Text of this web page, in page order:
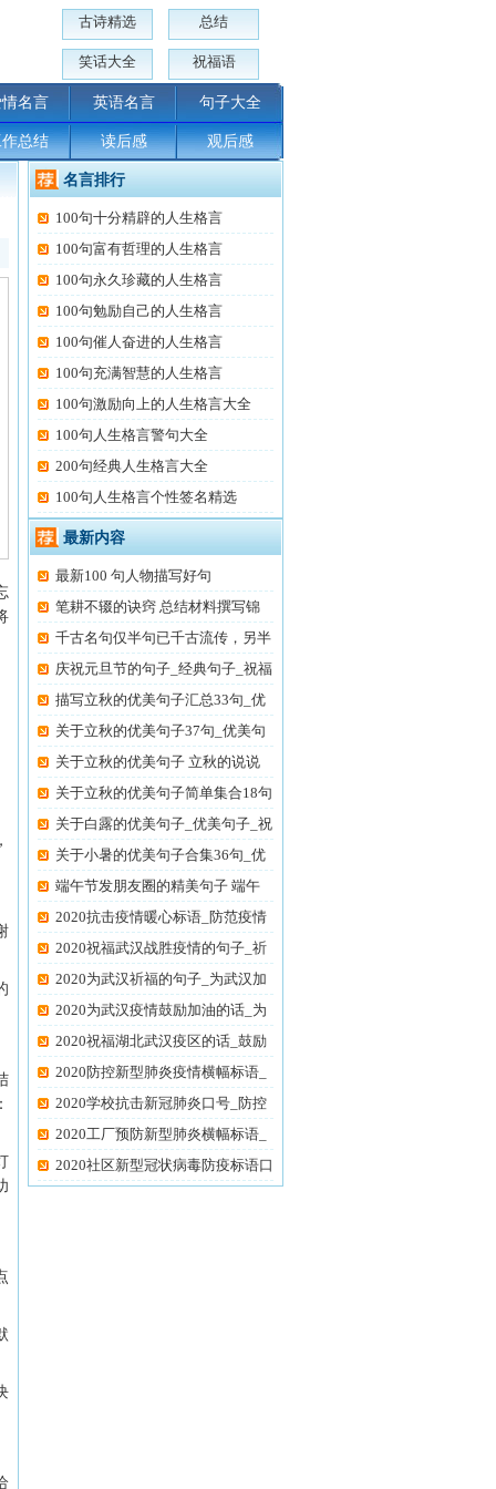
古诗精选 总结
笑话大全 祝福语
名言 英语名言 句子大全
总结 读后感 观后感
名言排行
100句十分精辟的人生格言
100句富有哲理的人生格言
100句永久珍藏的人生格言
100句勉励自己的人生格言
100句催人奋进的人生格言
100句充满智慧的人生格言
100句激励向上的人生格言大全
100句人生格言警句大全
200句经典人生格言大全
100句人生格言个性签名精选
最新内容
最新100 句人物描写好句
笔耕不辍的诀窍 总结材料撰写锦
千古名句仅半句已千古流传，另半
庆祝元旦节的句子_经典句子_祝福
描写立秋的优美句子汇总33句_优
美 关于立秋的优美句子37句_优美句
子 关于立秋的优美句子 立秋的说说
发 关于立秋的优美句子简单集合18句
关于白露的优美句子_优美句子_祝
关于小暑的优美句子合集36句_优
美 端午节发朋友圈的精美句子 端午
节 2020抗击疫情暖心标语_防范疫情
打 2020祝福武汉战胜疫情的句子_祈
祷 2020为武汉祈福的句子_为武汉加
油 2020为武汉疫情鼓励加油的话_为
武 2020祝福湖北武汉疫区的话_鼓励
武 2020防控新型肺炎疫情横幅标语_
抗 2020学校抗击新冠肺炎口号_防控
新 2020工厂预防新型肺炎横幅标语_
企 2020社区新型冠状病毒防疫标语口